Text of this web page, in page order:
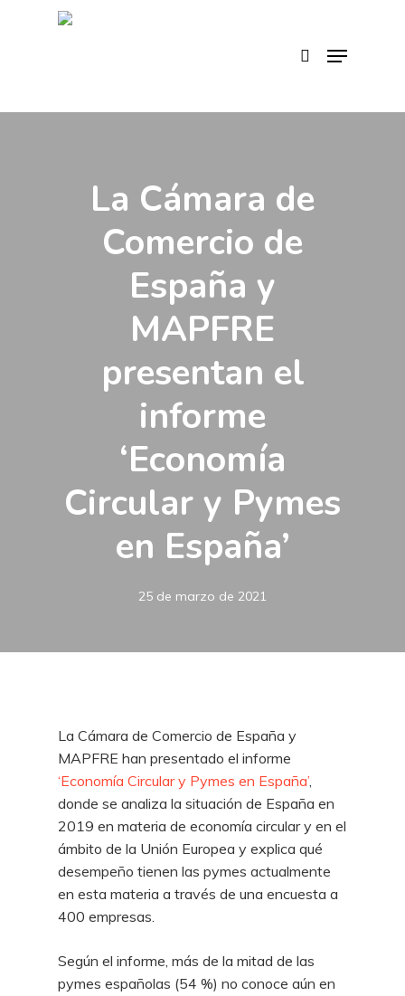
Menu
La Cámara de
Comercio de
España y
MAPFRE
presentan el
informe
‘Economía
Circular y Pymes
en España’
25 de marzo de 2021
La Cámara de Comercio de España y
MAPFRE han presentado el informe
‘Economía Circular y Pymes en España’,
donde se analiza la situación de España en
2019 en materia de economía circular y en el
ámbito de la Unión Europea y explica qué
desempeño tienen las pymes actualmente
en esta materia a través de una encuesta a
400 empresas.
Según el informe, más de la mitad de las
pymes españolas (54 %) no conoce aún en